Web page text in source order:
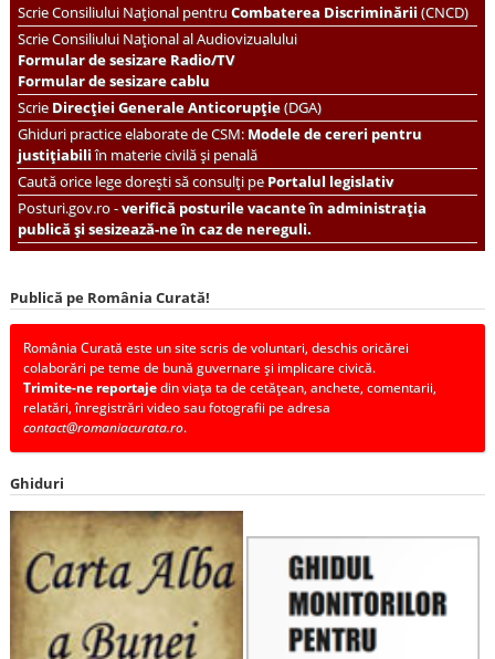
ScrieConsiliului Național pentruCombaterea Discriminării(CNCD)
Scrie Consiliului Național al Audiovizualului
Formular de sesizare Radio/TV
Formular de sesizare cablu
ScrieDirecției Generale Anticorupție(DGA)
Ghiduri practice elaborate de CSM: Modele de cereri pentru
justițiabiliîn materie civilă și penală
Caută orice lege dorești să consulți pePortalul legislativ
Posturi.gov.ro -verifică posturile vacante în administrația
publică și sesizează-ne în caz de nereguli.
Publică pe România Curată!
România Curată este un site scris de voluntari, deschis oricărei
colaborări pe teme de bună guvernare și implicare civică.
Trimite-ne reportajedin viața ta de cetățean, anchete, comentarii,
relatări, înregistrări video sau fotografii pe adresa
contact@romaniacurata.ro.
Ghiduri